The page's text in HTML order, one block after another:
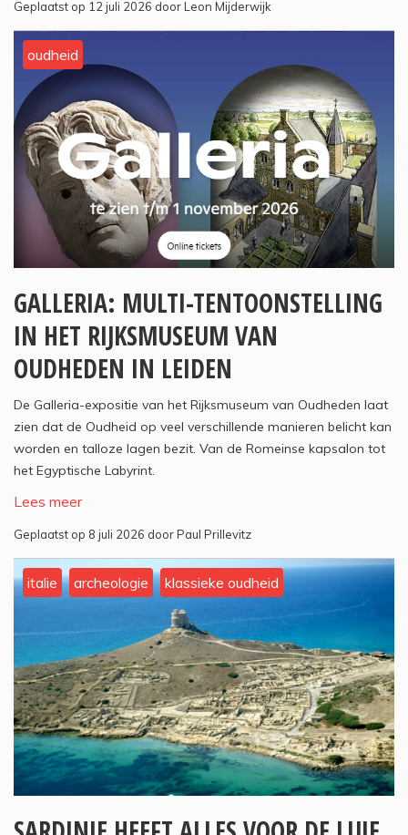
Geplaatst op 12 juli 2026 door Leon Mijderwijk
oudheid
GALLERIA: MULTI-TENTOONSTELLING
IN HET RIJKSMUSEUM VAN
OUDHEDEN IN LEIDEN
De Galleria-expositie van het Rijksmuseum van Oudheden laat
zien dat de Oudheid op veel verschillende manieren belicht kan
worden en talloze lagen bezit. Van de Romeinse kapsalon tot
het Egyptische Labyrint.
Lees meer
Geplaatst op 8 juli 2026 door Paul Prillevitz
italie archeologie klassieke oudheid